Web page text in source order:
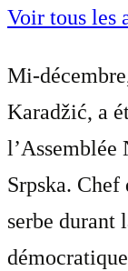
Voir tous les
Mi-
Karadžić, a
l’Assemblée
Srpska. Chef
serbe durant